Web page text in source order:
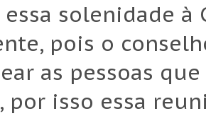
essa solenidade
pois o
as pessoas
por isso essa